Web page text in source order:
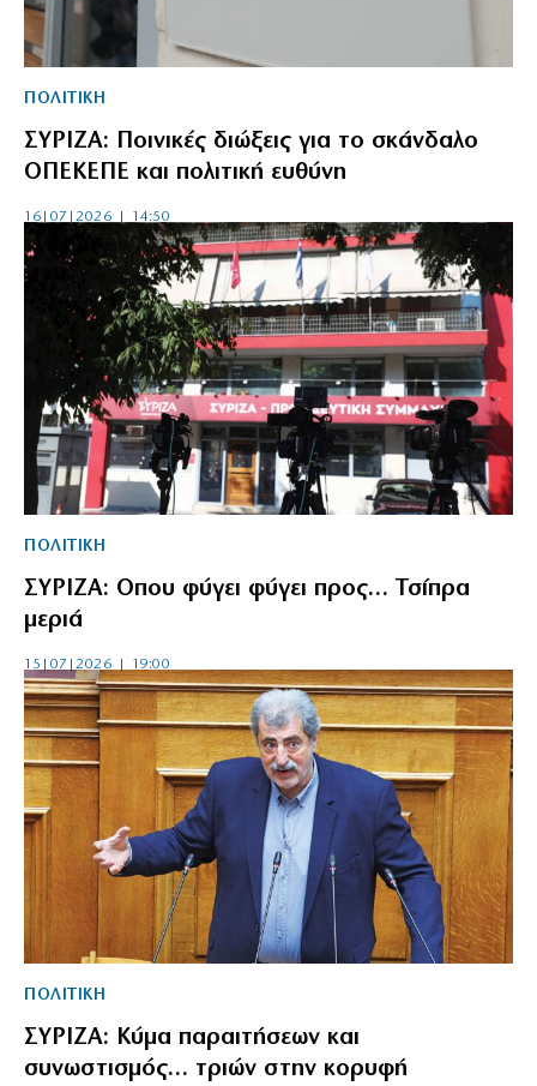
ΠΟΛΙΤΙΚΗ
ΣΥΡΙΖΑ: Ποινικές διώξεις για το σκάνδαλο
ΟΠΕΚΕΠΕ και πολιτική ευθύνη
16|07|2026 | 14:50
ΠΟΛΙΤΙΚΗ
ΣΥΡΙΖΑ: Οπου φύγει φύγει προς… Τσίπρα
μεριά
15|07|2026 | 19:00
ΠΟΛΙΤΙΚΗ
ΣΥΡΙΖΑ: Κύμα παραιτήσεων και
συνωστισμός… τριών στην κορυφή